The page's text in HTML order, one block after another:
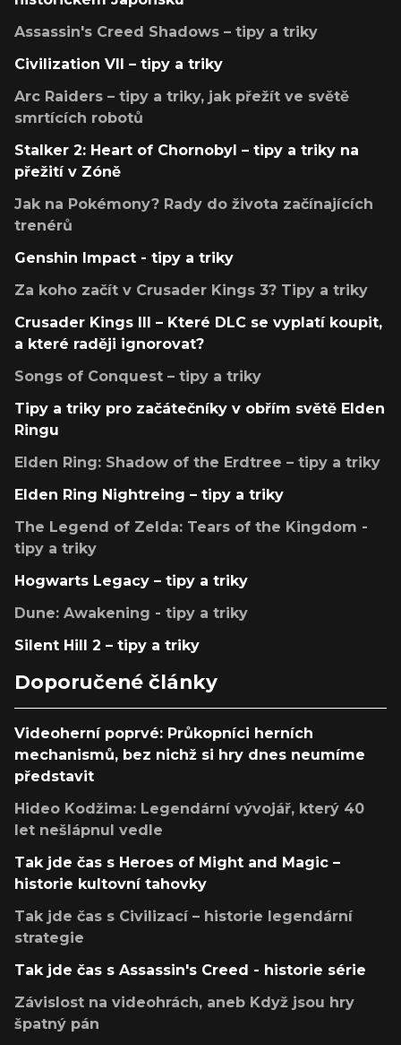
Assassin's Creed Shadows – tipy a triky
Civilization VII – tipy a triky
Arc Raiders – tipy a triky, jak přežít ve světě
smrtících robotů
Stalker 2: Heart of Chornobyl – tipy a triky na
přežití v Zóně
Jak na Pokémony? Rady do života začínajících
trenérů
Genshin Impact - tipy a triky
Za koho začít v Crusader Kings 3? Tipy a triky
Crusader Kings III – Které DLC se vyplatí koupit,
a které raději ignorovat?
Songs of Conquest – tipy a triky
Tipy a triky pro začátečníky v obřím světě Elden
Ringu
Elden Ring: Shadow of the Erdtree – tipy a triky
Elden Ring Nightreing – tipy a triky
The Legend of Zelda: Tears of the Kingdom -
tipy a triky
Hogwarts Legacy – tipy a triky
Dune: Awakening - tipy a triky
Silent Hill 2 – tipy a triky
Doporučené články
Videoherní poprvé: Průkopníci herních
mechanismů, bez nichž si hry dnes neumíme
představit
Hideo Kodžima: Legendární vývojář, který 40
let nešlápnul vedle
Tak jde čas s Heroes of Might and Magic –
historie kultovní tahovky
Tak jde čas s Civilizací – historie legendární
strategie
Tak jde čas s Assassin's Creed - historie série
Závislost na videohrách, aneb Když jsou hry
špatný pán